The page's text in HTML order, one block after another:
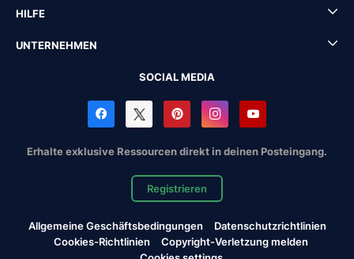
HILFE
UNTERNEHMEN
SOCIAL MEDIA
Erhalte exklusive Ressourcen direkt in deinen Posteingang.
Registrieren
Allgemeine Geschäftsbedingungen
Datenschutzrichtlinien
Cookies-Richtlinien
Copyright-Verletzung melden